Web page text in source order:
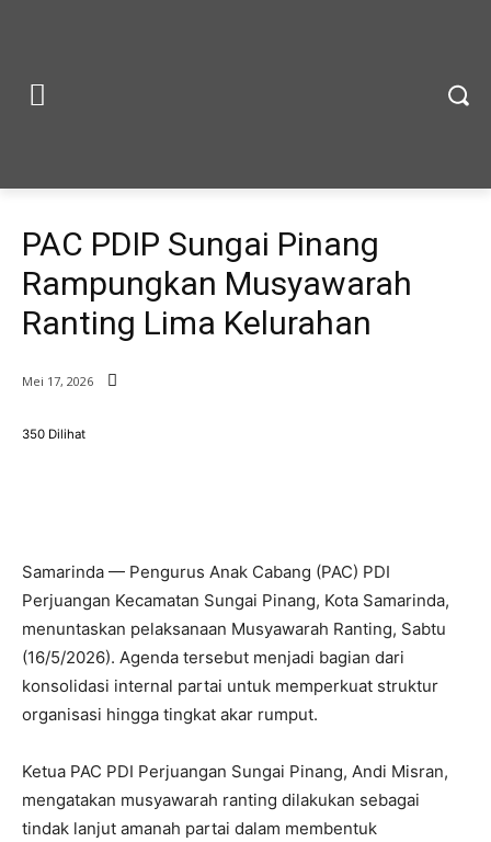
PAC PDIP Sungai Pinang
Rampungkan Musyawarah
Ranting Lima Kelurahan
Mei 17, 2026
350 Dilihat
Samarinda — Pengurus Anak Cabang (PAC) PDI
Perjuangan Kecamatan Sungai Pinang, Kota Samarinda,
menuntaskan pelaksanaan Musyawarah Ranting, Sabtu
(16/5/2026). Agenda tersebut menjadi bagian dari
konsolidasi internal partai untuk memperkuat struktur
organisasi hingga tingkat akar rumput.
Ketua PAC PDI Perjuangan Sungai Pinang, Andi Misran,
mengatakan musyawarah ranting dilakukan sebagai
tindak lanjut amanah partai dalam membentuk